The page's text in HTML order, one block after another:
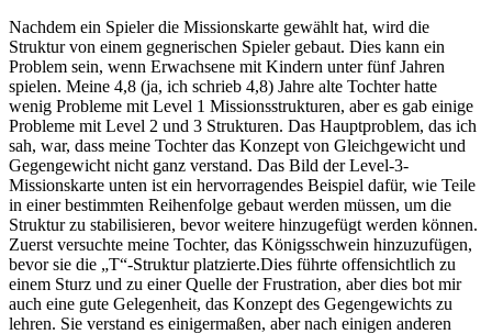
Nachdem ein Spieler die Missionskarte gewählt hat, wird die
Struktur von einem gegnerischen Spieler gebaut. Dies kann ein
Problem sein, wenn Erwachsene mit Kindern unter fünf Jahren
spielen. Meine 4,8 (ja, ich schrieb 4,8) Jahre alte Tochter hatte
wenig Probleme mit Level 1 Missionsstrukturen, aber es gab einige
Probleme mit Level 2 und 3 Strukturen. Das Hauptproblem, das ich
sah, war, dass meine Tochter das Konzept von Gleichgewicht und
Gegengewicht nicht ganz verstand. Das Bild der Level-3-
Missionskarte unten ist ein hervorragendes Beispiel dafür, wie Teile
in einer bestimmten Reihenfolge gebaut werden müssen, um die
Struktur zu stabilisieren, bevor weitere hinzugefügt werden können.
Zuerst versuchte meine Tochter, das Königsschwein hinzuzufügen,
bevor sie die „T“-Struktur platzierte.Dies führte offensichtlich zu
einem Sturz und zu einer Quelle der Frustration, aber dies bot mir
auch eine gute Gelegenheit, das Konzept des Gegengewichts zu
lehren. Sie verstand es einigermaßen, aber nach einigen anderen